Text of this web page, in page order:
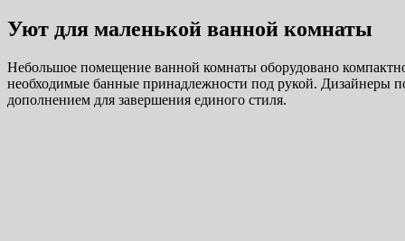
Уют для маленькой ванной комнаты
Небольшое помещение ванной комнаты оборудовано
необходимые банные принадлежности под рукой. Дизайнеры
дополнением для завершения единого стиля.